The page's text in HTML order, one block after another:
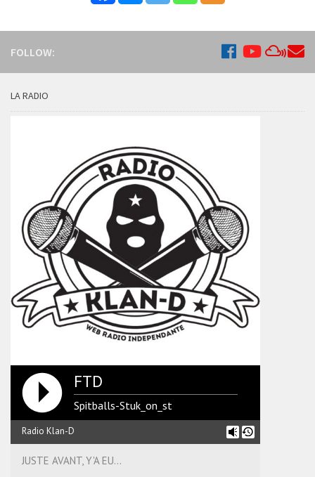
FOLLOW:
LA RADIO
FTD
Spitballs-Stuk_on_st
Radio Klan-D
JUSTE AVANT, Y'A EU...